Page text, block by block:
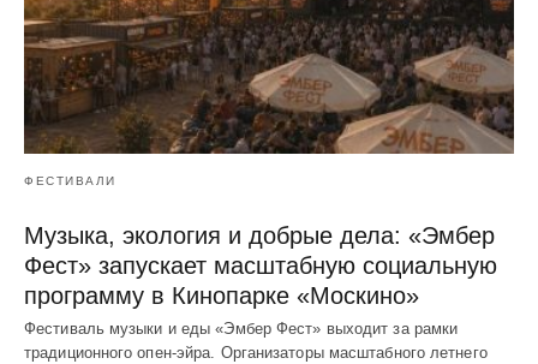
ФЕСТИВАЛИ
Музыка, экология и добрые дела: «Эмбер
Фест» запускает масштабную социальную
программу в Кинопарке «Москино»
Фестиваль музыки и еды «Эмбер Фест» выходит за рамки
традиционного опен-эйра. Организаторы масштабного летнего